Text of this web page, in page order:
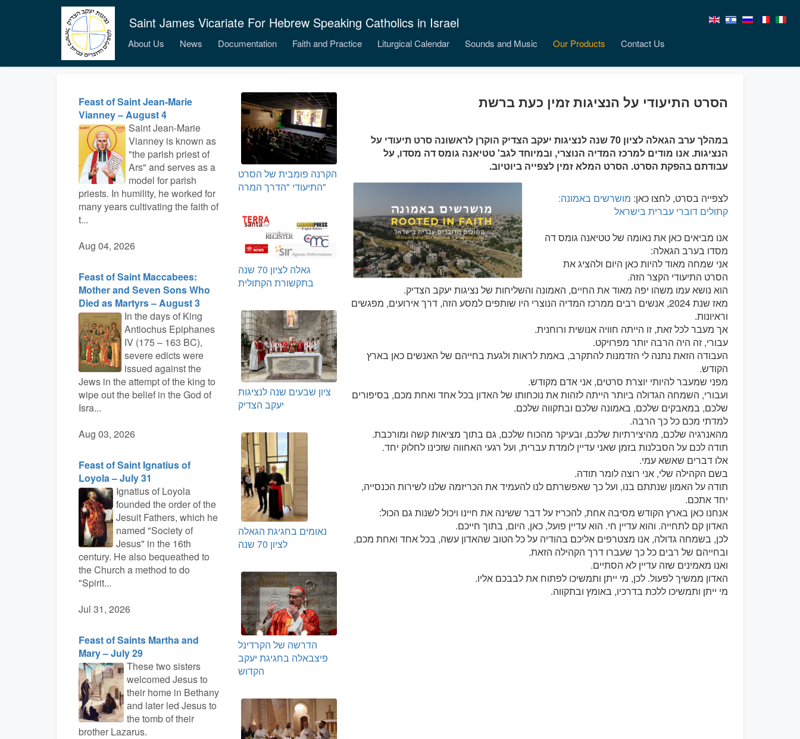
Saint James Vicariate For Hebrew Speaking Catholics in Israel
About Us News Documentation Faith and Practice Liturgical Calendar Sounds and Music Our Products Contact Us
Feast of Saint Jean-Marie
Vianney – August 4
Saint Jean-Marie
Vianney is known as
"the parish priest of
Ars" and serves as a
model for parish
priests. In humility, he worked for
many years cultivating the faith of
t...
Aug 04, 2026
Feast of Saint Maccabees:
Mother and Seven Sons Who
Died as Martyrs – August 3
In the days of King
Antiochus Epiphanes
IV (175 – 163 BC),
severe edicts were
issued against the
Jews in the attempt of the king to
wipe out the belief in the God of
Isra...
Aug 03, 2026
Feast of Saint Ignatius of
Loyola – July 31
Ignatius of Loyola
founded the order of the
Jesuit Fathers, which he
named "Society of
Jesus" in the 16th
century. He also bequeathed to
the Church a method to do
"Spirit...
Jul 31, 2026
Feast of Saints Martha and
Mary – July 29
These two sisters
welcomed Jesus to
their home in Bethany
and later led Jesus to
the tomb of their
brother Lazarus.
הסרט התיעודי על הנציגות זמין כעת ברשת
במהלך ערב הגאלה לציון 70 שנה לנציגות יעקב הצדיק הוקרן לראשונה סרט תיעודי על
הנציגות. אנו מודים למרכז המדיה הנוצרי, ובמיוחד לגב' טטיאנה גומס דה מסדו, על
עבודתם בהפקת הסרט. הסרט המלא זמין לצפייה ביוטיוב.
לצפייה בסרט, לחצו כאן: מושרשים באמונה:
קתולים דוברי עברית בישראל
אנו מביאים כאן את נאומה של טטיאנה גומס דה
מסדו בערב הגאלה:
אני שמחה מאוד להיות כאן היום ולהציג את
הסרט התיעודי הקצר הזה.
הוא נושא עמו משהו יפה מאוד את החיים, האמונה והשליחות של נציגות יעקב הצדיק.
מאז שנת 2024, אנשים רבים ממרכז המדיה הנוצרי היו שותפים למסע הזה, דרך אירועים, מפגשים
וראיונות.
אך מעבר לכל זאת, זו הייתה חוויה אנושית ורוחנית.
עבורי, זה היה הרבה יותר מפרויקט.
העבודה הזאת נתנה לי הזדמנות להתקרב, באמת לראות ולגעת בחייהם של האנשים כאן בארץ
הקודש.
מפני שמעבר להיותי יוצרת סרטים, אני אדם מקודש.
ועבורי, השמחה הגדולה ביותר הייתה לזהות את נוכחותו של האדון בכל אחד ואחת מכם, בסיפורים
שלכם, במאבקים שלכם, באמונה שלכם ובתקווה שלכם.
למדתי מכם כל כך הרבה.
מהאנרגיה שלכם, מהיצירתיות שלכם, ובעיקר מהכוח שלכם, גם בתוך מציאות קשה ומורכבת.
תודה לכם על הסבלנות בזמן שאני עדיין לומדת עברית, ועל רגעי האחווה שזכינו לחלוק יחד.
אלו דברים שאשא עמי.
בשם הקהילה שלי, אני רוצה לומר תודה.
תודה על האמון שנתתם בנו, ועל כך שאפשרתם לנו להעמיד את הכריזמה שלנו לשירות הכנסייה,
יחד אתכם.
אנחנו כאן בארץ הקודש מסיבה אחת, להכריז על דבר ששינה את חיינו ויכול לשנות גם הכול:
האדון קם לתחייה. והוא עדיין חי. הוא עדיין פועל, כאן, היום, בתוך חייכם.
לכן, בשמחה גדולה, אנו מצטרפים אליכם בהודיה על כל הטוב שהאדון עשה, בכל אחד ואחת מכם,
ובחייהם של רבים כל כך שעברו דרך הקהילה הזאת.
ואנו מאמינים שזה עדיין לא הסתיים.
האדון ממשיך לפעול. לכן, מי ייתן ותמשיכו לפתוח את לבבכם אליו.
מי ייתן ותמשיכו ללכת בדרכיו, באומץ ובתקווה.
הקרנה פומבית של הסרט
התיעודי "הדרך המרה"
גאלה לציון 70 שנה
בתקשורת הקתולית
ציון שבעים שנה לנציגות
יעקב הצדיק
נאומים בחגיגת הגאלה
לציון 70 שנה
הדרשה של הקרדינל
פיצבאלה בחגיגת יעקב
הקדוש